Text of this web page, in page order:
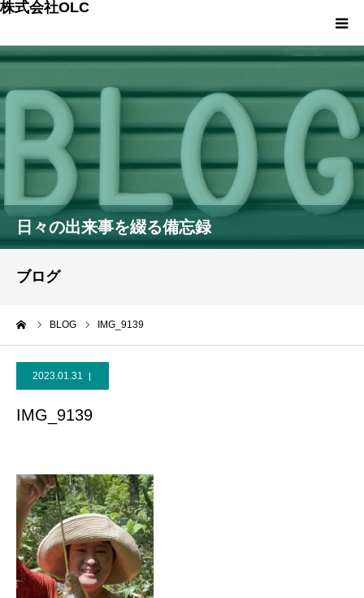
株式会社OLC
日々の出来事を綴る備忘録
ブログ
BLOG IMG_9139
2023.01.31
IMG_9139
会社案内
事業内容
スモールM&Aの詳細